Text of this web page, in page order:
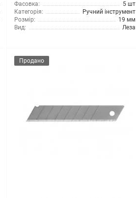
Фасовка:
5 шт
Категорія:
Ручний інструмент
Розмір:
19 мм
Вид:
Леза
Продано